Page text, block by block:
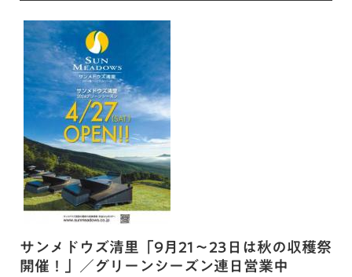
サンメドウズ清里「9月21～23日は秋の収穫祭
開催！」／グリーンシーズン連日営業中